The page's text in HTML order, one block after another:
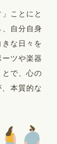
ことにと
自分自身
な日々を
ツや楽器
で、心の
本質的な